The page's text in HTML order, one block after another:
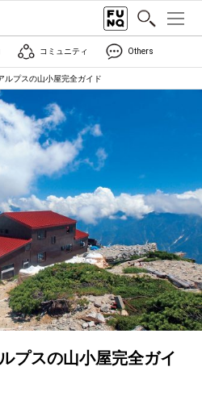
コミュニティ Others
ルプスの山小屋完全ガイド
プスの山小屋完全ガイ